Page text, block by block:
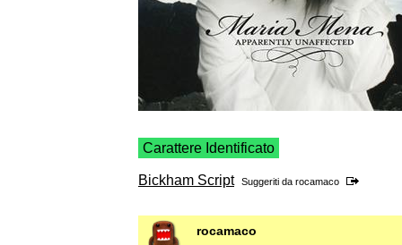
Carattere Identificato
Bickham Script Suggeriti da rocamaco
rocamaco